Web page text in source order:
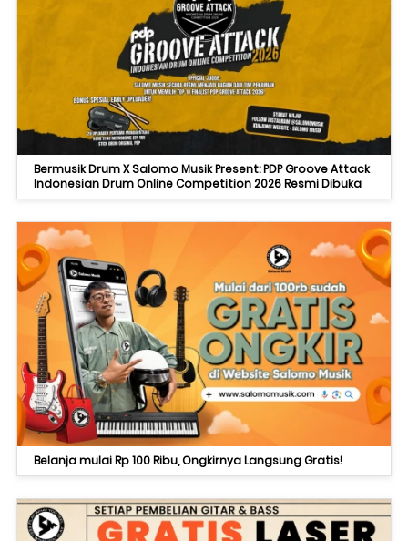
Bermusik Drum X Salomo Musik Present: PDP Groove Attack
Indonesian Drum Online Competition 2026 Resmi Dibuka
Belanja mulai Rp 100 Ribu, Ongkirnya Langsung Gratis!